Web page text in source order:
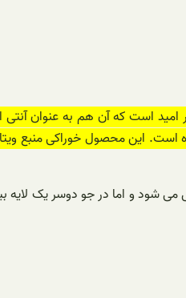
است که آن هم به عنوان آنتی
شود و اما در جو دوسر یک لایه